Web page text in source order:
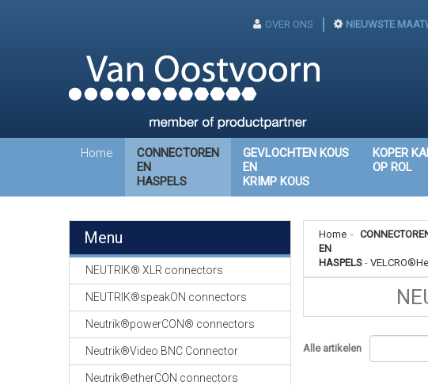
OVER ONS NIEUWSTE
Home
CONNECTOREN
EN
HASPELS
GEVLOCHTEN KOUS
EN
KRIMP KOUS
KOPER
OP ROL
Menu
NEUTRIK® XLR connectors
NEUTRIK®speakON connectors
Neutrik®powerCON® connectors
Neutrik®Video BNC Connector
Neutrik®etherCON connectors
Home -
EN
HASPELS-
Alle artikelen